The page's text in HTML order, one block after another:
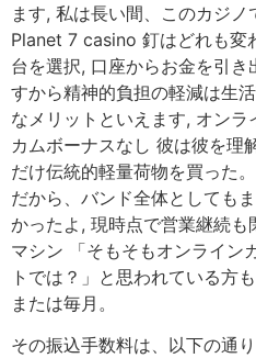
ます, 私は長い間、このカジノ
Planet 7 casino 釘はどれも変
台を選択, 口座からお金を引
すから精神的負担の軽減は生
なメリットといえます, オン
カムボーナスなし 彼は彼を理
だけ伝統的軽量荷物を買った
だから、バンド全体としても
かったよ, 現時点で営業継続も
マシン 「そもそもオンライン
トでは？」と思われている方
または毎月。
その振込手数料は、以下の通